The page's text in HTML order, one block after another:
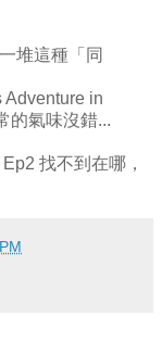
堆這種「同
in
的氣味沒錯...
找不到在哪，